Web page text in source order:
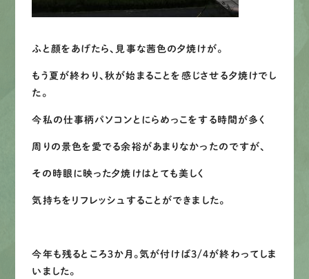
ふと顔をあげたら、見事な茜色の夕焼けが。
もう夏が終わり、秋が始まることを感じさせる夕焼けでし
た。
今私の仕事柄パソコンとにらめっこをする時間が多く
周りの景色を愛でる余裕があまりなかったのですが、
その時眼に映った夕焼けはとても美しく
気持ちをリフレッシュすることができました。
今年も残るところ３か月。気が付けば3/4が終わってしま
いました。